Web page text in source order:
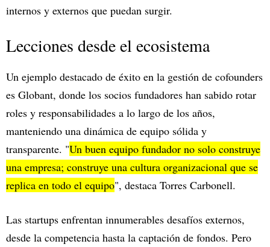
internos y externos que puedan surgir.
Lecciones desde el ecosistema
Un ejemplo destacado de éxito en la gestión de cofounders
es Globant, donde los socios fundadores han sabido rotar
roles y responsabilidades a lo largo de los años,
manteniendo una dinámica de equipo sólida y
transparente. "Un buen equipo fundador no solo construye
una empresa; construye una cultura organizacional que se
replica en todo el equipo", destaca Torres Carbonell.
Las startups enfrentan innumerables desafíos externos,
desde la competencia hasta la captación de fondos. Pero